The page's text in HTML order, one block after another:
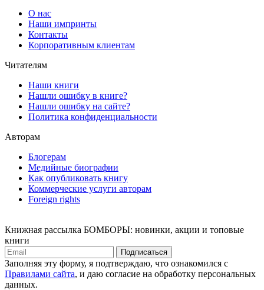
О нас
Наши импринты
Контакты
Корпоративным клиентам
Читателям
Наши книги
Нашли ошибку в книге?
Нашли ошибку на сайте?
Политика конфиденциальности
Авторам
Блогерам
Медийные биографии
Как опубликовать книгу
Коммерческие услуги авторам
Foreign rights
Книжная рассылка БОМБОРЫ: новинки, акции и топовые
книги
Подписаться
Заполняя эту форму, я подтверждаю, что ознакомился с
Правилами сайта, и даю согласие на обработку персональных
данных.